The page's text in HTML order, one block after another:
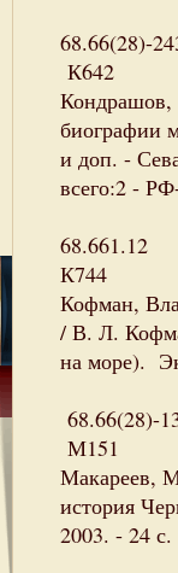
68.66(28)-
К642
Кондрашов,
биографии
и доп. -
всего:2 -
68.661.12
К744
Кофман,
/ В. Л.
на море).
68.66(28)-
М151
Макареев,
история
2003. - 24